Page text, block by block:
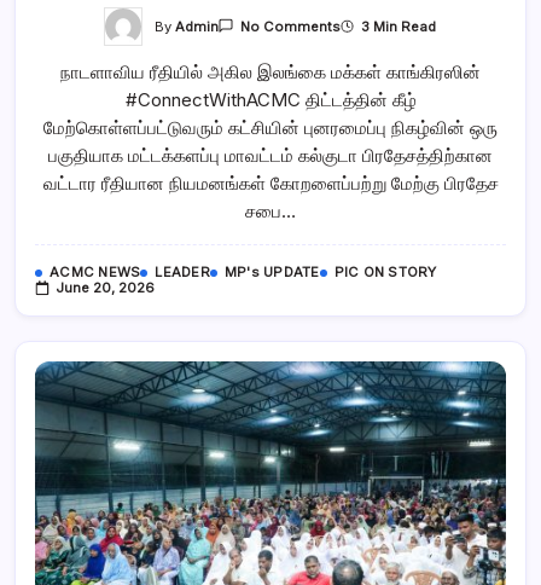
ByAdmin No CommentsOn
தொகுதி
ரீதியான
நியமனங்கள்
வழங்கி
வைக்கும்
நிகழ்வு
3 Min Read
நாடளாவிய ரீதியில் அகில இலங்கை மக்கள் காங்கிரஸின்
#ConnectWithACMC திட்டத்தின் கீழ்
மேற்கொள்ளப்பட்டுவரும் கட்சியின் புனரமைப்பு நிகழ்வின் ஒரு
பகுதியாக மட்டக்களப்பு மாவட்டம் கல்குடா பிரதேசத்திற்கான
வட்டார ரீதியான நியமனங்கள் கோறளைப்பற்று மேற்கு பிரதேச
சபை…
ACMC NEWS LEADER MP's UPDATE
PIC ON STORY
June 20, 2026